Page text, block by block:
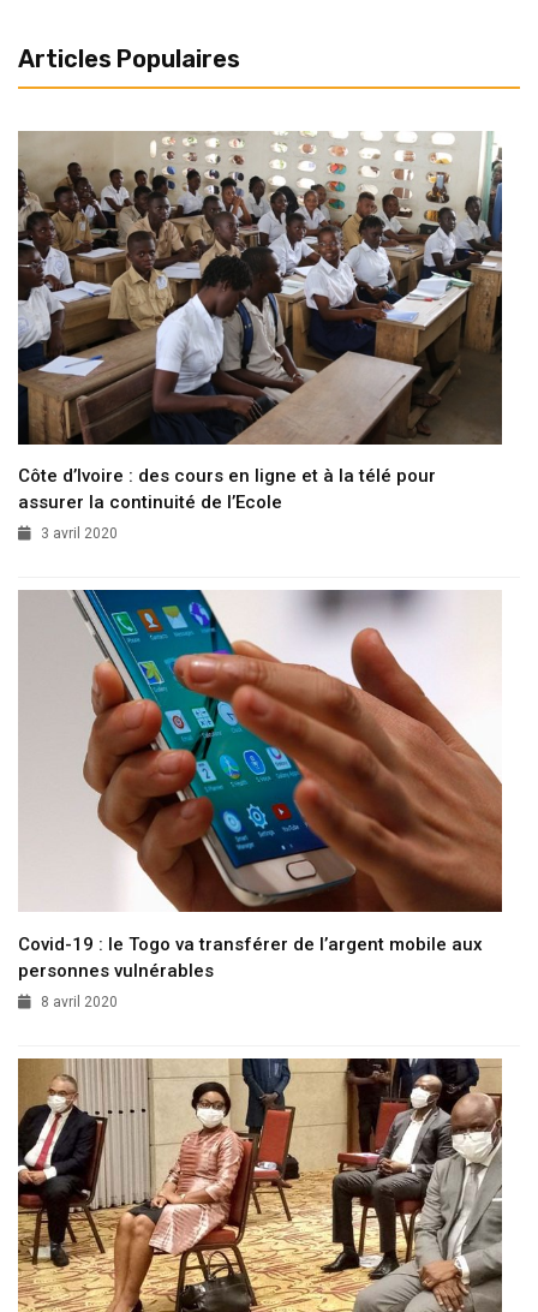
Articles Populaires
Côte d’Ivoire : des cours en ligne et à la télé pour
assurer la continuité de l’Ecole
3 avril 2020
Covid-19 : le Togo va transférer de l’argent mobile aux
personnes vulnérables
8 avril 2020